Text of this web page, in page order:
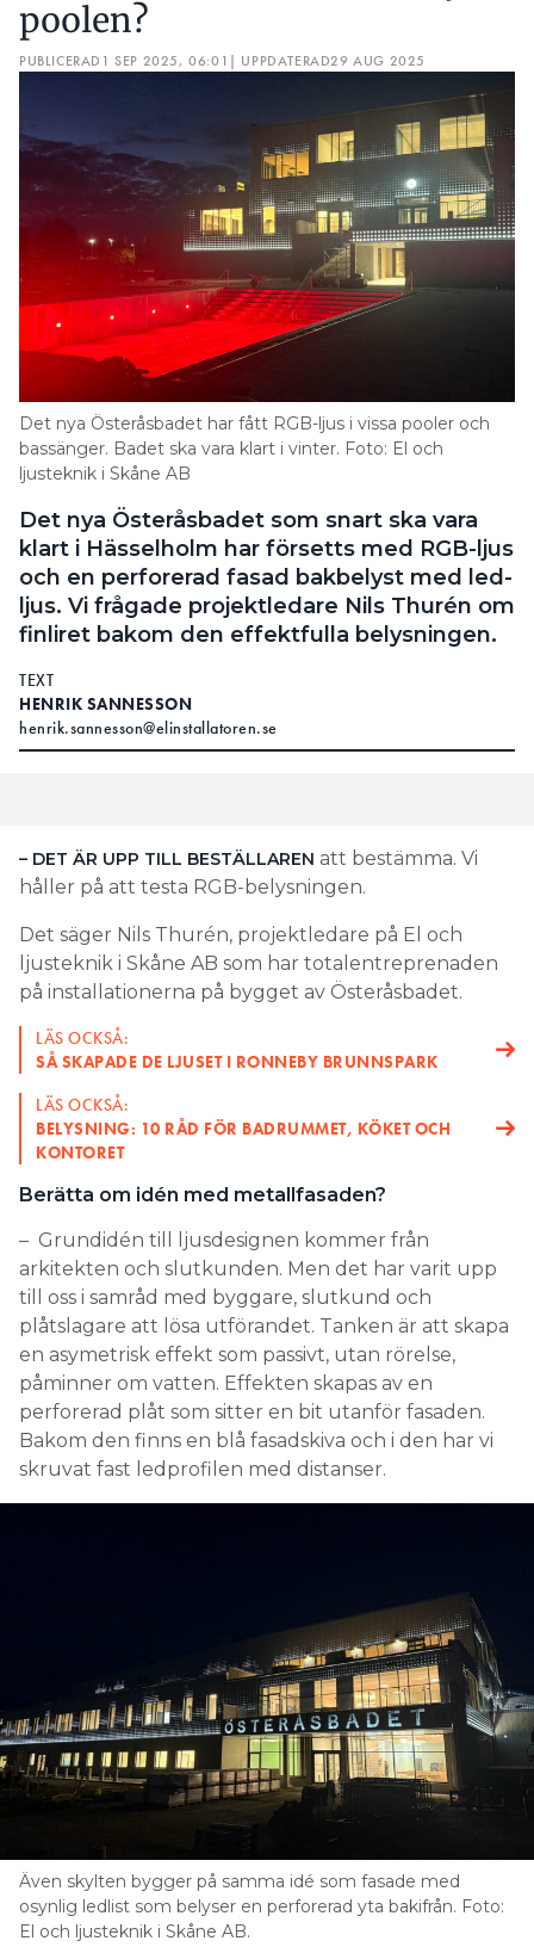
poolen?
PUBLICERAD 1 SEP 2025, 06:01 | UPPDATERAD29 AUG 2025
Det nya Österåsbadet har fått RGB-ljus i vissa pooler och
bassänger. Badet ska vara klart i vinter. Foto: El och
ljusteknik i Skåne AB
Det nya Österåsbadet som snart ska vara
klart i Hässelholm har försetts med RGB-ljus
och en perforerad fasad bakbelyst med led-
ljus. Vi frågade projektledare Nils Thurén om
finliret bakom den effektfulla belysningen.
TEXT
HENRIK SANNESSON
henrik.sannesson@elinstallatoren.se
– DET ÄR UPP TILL BESTÄLLAREN att bestämma. Vi
håller på att testa RGB-belysningen.
Det säger Nils Thurén, projektledare på El och
ljusteknik i Skåne AB som har totalentreprenaden
på installationerna på bygget av Österåsbadet.
LÄS OCKSÅ:
SÅ SKAPADE DE LJUSET I RONNEBY BRUNNSPARK
LÄS OCKSÅ:
BELYSNING: 10 RÅD FÖR BADRUMMET, KÖKET OCH
KONTORET
Berätta om idén med metallfasaden?
– Grundidén till ljusdesignen kommer från
arkitekten och slutkunden. Men det har varit upp
till oss i samråd med byggare, slutkund och
plåtslagare att lösa utförandet. Tanken är att skapa
en asymetrisk effekt som passivt, utan rörelse,
påminner om vatten. Effekten skapas av en
perforerad plåt som sitter en bit utanför fasaden.
Bakom den finns en blå fasadskiva och i den har vi
skruvat fast ledprofilen med distanser.
Även skylten bygger på samma idé som fasade med
osynlig ledlist som belyser en perforerad yta bakifrån. Foto:
El och ljusteknik i Skåne AB.